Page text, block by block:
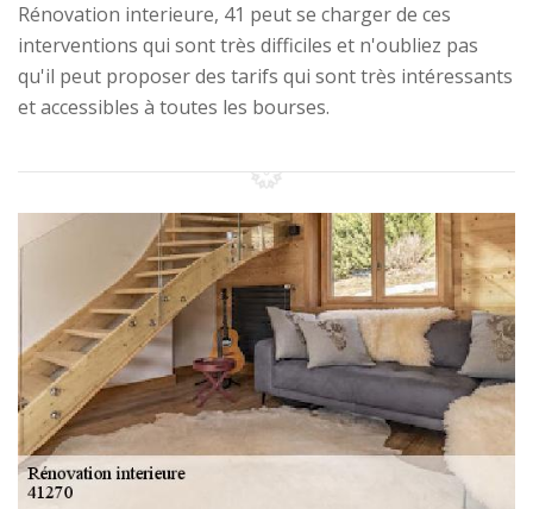
Rénovation interieure, 41 peut se charger de ces
interventions qui sont très difficiles et n'oubliez pas
qu'il peut proposer des tarifs qui sont très intéressants
et accessibles à toutes les bourses.